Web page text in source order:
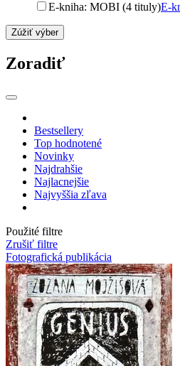
E-kniha: MOBI (4 tituly)E-
Zúžiť výber
Zoradiť
Bestsellery
Top hodnotené
Novinky
Najdrahšie
Najlacnejšie
Najvyššia zľava
Použité filtre
Zrušiť filtre
Fotografická publikácia